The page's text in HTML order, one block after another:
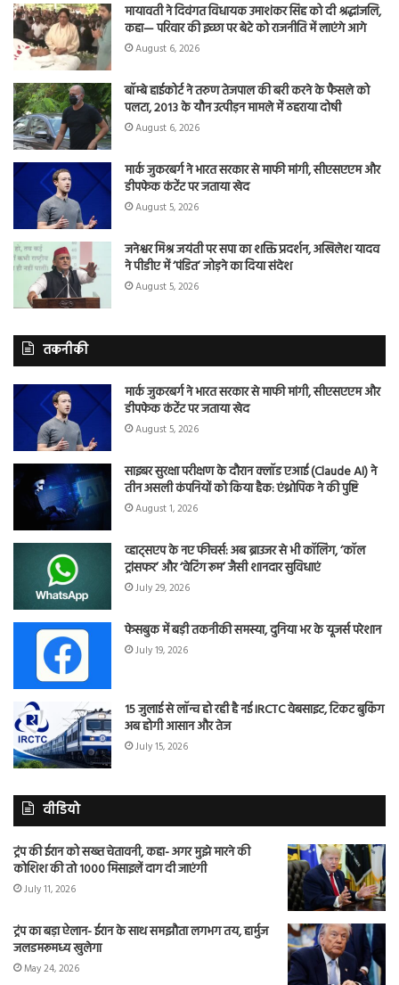
मायावती ने दिवंगत विधायक उमाशंकर सिंह को दी श्रद्धांजलि,
कहा— परिवार की इच्छा पर बेटे को राजनीति में लाएंगे आगे
August 6, 2026
बॉम्बे हाईकोर्ट ने तरुण तेजपाल की बरी करने के फैसले को
पलटा, 2013 के यौन उत्पीड़न मामले में ठहराया दोषी
August 6, 2026
मार्क जुकरबर्ग ने भारत सरकार से माफी मांगी, सीएसएएम और
डीपफेक कंटेंट पर जताया खेद
August 5, 2026
जनेश्वर मिश्र जयंती पर सपा का शक्ति प्रदर्शन, अखिलेश यादव
ने पीडीए में ‘पंडित’ जोड़ने का दिया संदेश
August 5, 2026
तकनीकी
मार्क जुकरबर्ग ने भारत सरकार से माफी मांगी, सीएसएएम और
डीपफेक कंटेंट पर जताया खेद
August 5, 2026
साइबर सुरक्षा परीक्षण के दौरान क्लॉड एआई (Claude AI) ने
तीन असली कंपनियों को किया हैक: एंथ्रोपिक ने की पुष्टि
August 1, 2026
व्हाट्सएप के नए फीचर्स: अब ब्राउजर से भी कॉलिंग, ‘कॉल
ट्रांसफर’ और ‘वेटिंग रूम’ जैसी शानदार सुविधाएं
July 29, 2026
फेसबुक में बड़ी तकनीकी समस्या, दुनिया भर के यूजर्स परेशान
July 19, 2026
15 जुलाई से लॉन्च हो रही है नई IRCTC वेबसाइट, टिकट बुकिंग
अब होगी आसान और तेज
July 15, 2026
वीडियो
ट्रंप की ईरान को सख्त चेतावनी, कहा- अगर मुझे मारने की
कोशिश की तो 1000 मिसाइलें दाग दी जाएंगी
July 11, 2026
ट्रंप का बड़ा ऐलान- ईरान के साथ समझौता लगभग तय, हार्मुज
जलडमरूमध्य खुलेगा
May 24, 2026